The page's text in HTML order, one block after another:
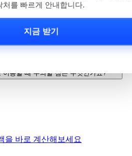
처를 빠르게 안내합니다.
지금 받기
치는 어디인가요?
휴일이나 임시중단은 어디서 확인하죠?
용할 때 주의할 점은 무엇인가요?
을 바로 계산해보세요